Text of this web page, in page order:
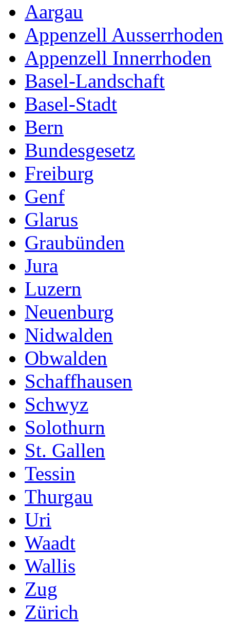
Aargau
Appenzell Ausserrhoden
Appenzell Innerrhoden
Basel-Landschaft
Basel-Stadt
Bern
Bundesgesetz
Freiburg
Genf
Glarus
Graubünden
Jura
Luzern
Neuenburg
Nidwalden
Obwalden
Schaffhausen
Schwyz
Solothurn
St. Gallen
Tessin
Thurgau
Uri
Waadt
Wallis
Zug
Zürich